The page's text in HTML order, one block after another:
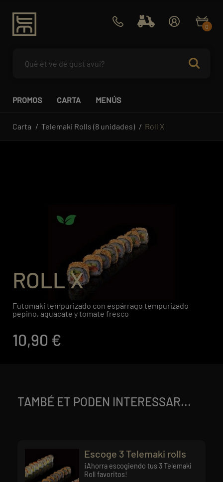
0
PROMOS CARTA MENÚS
Carta Telemaki Rolls (8 unidades) Roll X
ROLL X
Futomaki tempurizado con espárrago tempurizado
pepino, aguacate y tomate fresco
10,90 €
TAMBÉ ET PODEN INTERESSAR...
Escoge 3 Telemaki rolls
¡Ahorra escogiendo tus 3 Telemaki
Roll favoritos!